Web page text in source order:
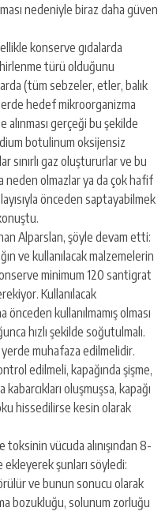
nedeniyle biraz daha güven
konserve gıdalarda
türü olduğunu
(tüm sebzeler, etler, balık
hedef mikroorganizma
gerçeği bu şekilde
botulinum oksijensiz
sınırlı gaz oluştururlar ve bu
olmazlar ya da çok hafif
önceden saptayabilmek
Alparslan, şöyle devam etti:
ve kullanılacak malzemelerin
minimum 120 santigrat
Kullanılacak
önceden kullanılmamış olması
hızlı şekilde soğutulmalı.
muhafaza edilmelidir.
edilmeli, kapağında şişme,
oluşmuşsa, kapağı
hissedilirse kesin olarak
vücuda alınışından 8-
ekleyerek şunları söyledi:
ve bunun sonucu olarak
bozukluğu, solunum zorluğu